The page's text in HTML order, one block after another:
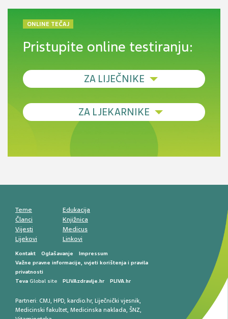
ONLINE TEČAJ
Pristupite online testiranju:
ZA LIJEČNIKE
Debljina - od prevencije do personalizirane
Novi pogled na migrenu: komorbiditeti, spolne
razlike i nove terapije
smetnji do rane onkološke dijagnostike
ZA LJEKARNIKE
Antikoagulansi u ljekarničkoj praksi –
Teme
Članci
Vijesti
Lijekovi
Edukacija
Knjižnica
Medicus
Linkovi
Kontakt Oglašavanje
Impressum
Važne pravne informacije, uvjeti korištenja i pravila
privatnosti
Teva Global site PLIVAzdravlje.hr PLIVA.hr
Partneri: CMJ, HPD, kardio.hr, Liječnički vjesnik,
Medicinski fakultet, Medicinska naklada, ŠNZ,